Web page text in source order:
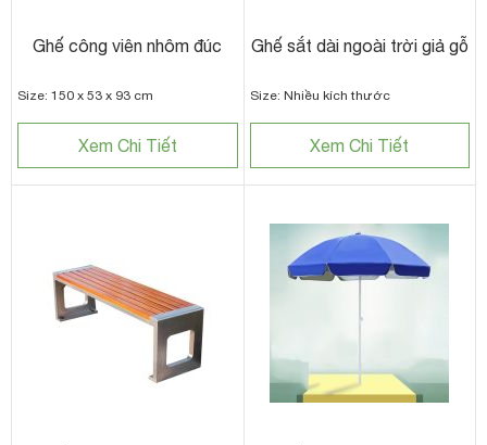
Ghế công viên nhôm đúc
Size: 150 x 53 x 93 cm
Xem Chi Tiết
Ghế sắt dài ngoài trời giả gỗ
Size: Nhiều kích thước
Xem Chi Tiết